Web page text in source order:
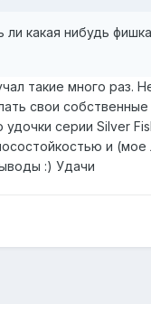
какая нибудь
такие много
свои
удочки серии Silver
и
:) Удачи